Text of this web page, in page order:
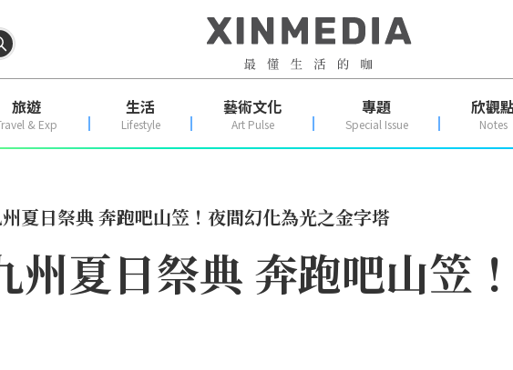
旅遊
& Exp
生活
Lifestyle
藝術文化
Art Pulse
專題
Special Issue
欣觀點
Notes
夏日祭典 奔跑吧山笠！夜間幻化為光之金字塔
州夏日祭典 奔跑吧山笠